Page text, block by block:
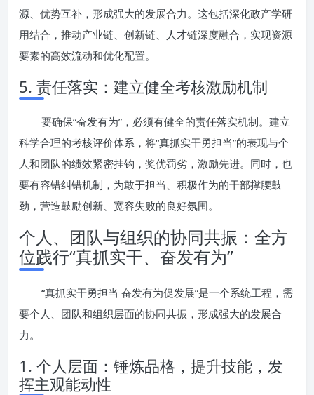
源、优势互补，形成强大的发展合力。这包括深化政产学研
用结合，推动产业链、创新链、人才链深度融合，实现资源
要素的高效流动和优化配置。
5. 责任落实：建立健全考核激励机制
要确保“奋发有为”，必须有健全的责任落实机制。建立
科学合理的考核评价体系，将“真抓实干勇担当”的表现与个
人和团队的绩效紧密挂钩，奖优罚劣，激励先进。同时，也
要有容错纠错机制，为敢于担当、积极作为的干部撑腰鼓
劲，营造鼓励创新、宽容失败的良好氛围。
个人、团队与组织的协同共振：全方
位践行“真抓实干、奋发有为”
“真抓实干勇担当 奋发有为促发展”是一个系统工程，需
要个人、团队和组织层面的协同共振，形成强大的发展合
力。
1. 个人层面：锤炼品格，提升技能，发
挥主观能动性